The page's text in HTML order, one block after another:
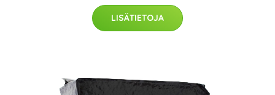
LISÄTIETOJA